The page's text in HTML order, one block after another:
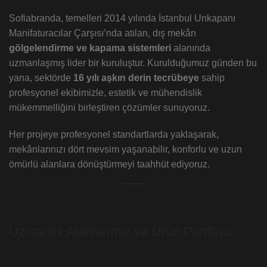
Sofiabranda, temelleri 2014 yılında İstanbul Unkapanı
Manifaturacılar Çarşısı’nda atılan, dış mekân
gölgelendirme ve kapama sistemleri alanında
uzmanlaşmış lider bir kuruluştur. Kurulduğumuz günden bu
yana, sektörde 16 yılı aşkın derin tecrübeye sahip
profesyonel ekibimizle, estetik ve mühendislik
mükemmelliğini birleştiren çözümler sunuyoruz.
Her projeye profesyonel standartlarda yaklaşarak,
mekânlarınızı dört mevsim yaşanabilir, konforlu ve uzun
ömürlü alanlara dönüştürmeyi taahhüt ediyoruz.